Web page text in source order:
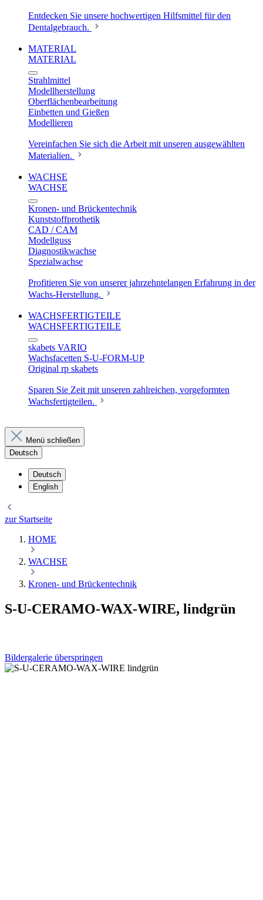
Entdecken Sie unsere hochwertigen Hilfsmittel für den
Dentalgebrauch.
MATERIAL
MATERIAL
Strahlmittel
Modellherstellung
Oberflächenbearbeitung
Einbetten und Gießen
Modellieren
Vereinfachen Sie sich die Arbeit mit unseren ausgewählten
Materialien.
WACHSE
WACHSE
Kronen- und Brückentechnik
Kunststoffprothetik
CAD / CAM
Modellguss
Diagnostikwachse
Spezialwachse
Profitieren Sie von unserer jahrzehntelangen Erfahrung in der
Wachs-Herstellung.
WACHSFERTIGTEILE
WACHSFERTIGTEILE
skabets VARIO
Wachsfacetten S-U-FORM-UP
Original rp skabets
Sparen Sie Zeit mit unseren zahlreichen, vorgeformten
Wachsfertigteilen.
Menü schließen
Deutsch
Deutsch
English
zur Startseite
HOME
WACHSE
Kronen- und Brückentechnik
S-U-CERAMO-WAX-WIRE, lindgrün
Bildergalerie überspringen